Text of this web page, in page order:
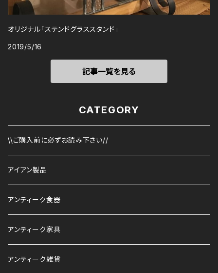
オリジナル「ステンドグラススタンド」
2019/5/16
記事一覧を見る
CATEGORY
\\ご購入前に必ずお読み下さい//
アイアン製品
アンティーク食器
アンティーク家具
アンティーク雑貨